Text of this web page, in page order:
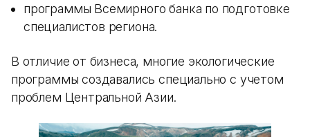
программы Всемирного банка по подготовке
специалистов региона.
В отличие от бизнеса, многие экологические
программы создавались специально с учетом
проблем Центральной Азии.